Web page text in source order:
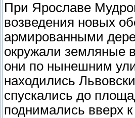
При Ярославе
возведения новых
армированными
окружали земляные
они по нынешним
находились
спускались до
поднимались вверх